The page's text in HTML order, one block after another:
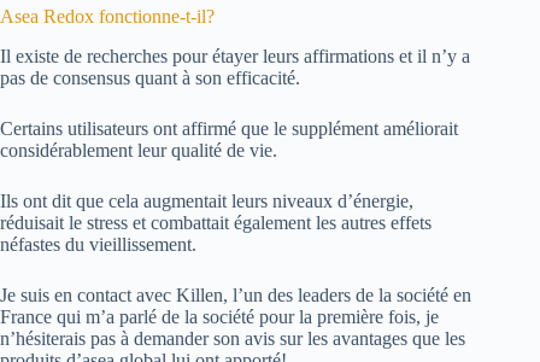
Asea Redox fonctionne-t-il?
Il existe de recherches pour étayer leurs affirmations et il n’y a
pas de consensus quant à son efficacité.
Certains utilisateurs ont affirmé que le supplément améliorait
considérablement leur qualité de vie.
Ils ont dit que cela augmentait leurs niveaux d’énergie,
réduisait le stress et combattait également les autres effets
néfastes du vieillissement.
Je suis en contact avec Killen, l’un des leaders de la société en
France qui m’a parlé de la société pour la première fois, je
n’hésiterais pas à demander son avis sur les avantages que les